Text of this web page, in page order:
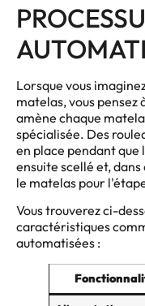
Lorsque vous
matelas, vous pensez
amène chaque
spécialisée. Des
en place pendant
ensuite scellé et,
le matelas pour
Vous trouverez ci-
caractéristiques
automatisées :